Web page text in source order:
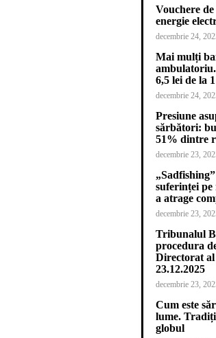
Vouchere
energie
decembrie 24,
Mai mulți
6,5 lei de la
decembrie 24,
Presiune
sărbători:
51% dintre
decembrie 23,
suferinței pe
a atrage
decembrie 23,
Tribunalul
procedura
Directorat al
23.12.2025
decembrie 23,
Cum este
lume.
globul